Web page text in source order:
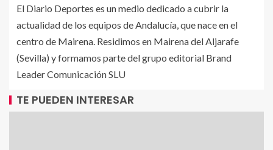
El Diario Deportes es un medio dedicado a cubrir la
actualidad de los equipos de Andalucía, que nace en el
centro de Mairena. Residimos en Mairena del Aljarafe
(Sevilla) y formamos parte del grupo editorial Brand
Leader Comunicación SLU
TE PUEDEN INTERESAR